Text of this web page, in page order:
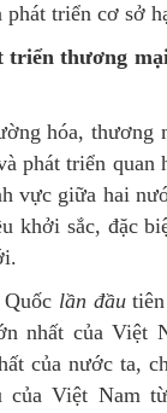
phát triển cơ sở
triển thương
hóa, thương
phát triển quan
vực giữa hai
khởi sắc, đặc
lần đầu
nhất của Việt
của nước ta,
của Việt Nam